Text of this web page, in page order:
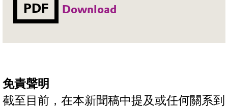
PDF Download
免責聲明
截至目前，在本新聞稿中提及或任何關系到